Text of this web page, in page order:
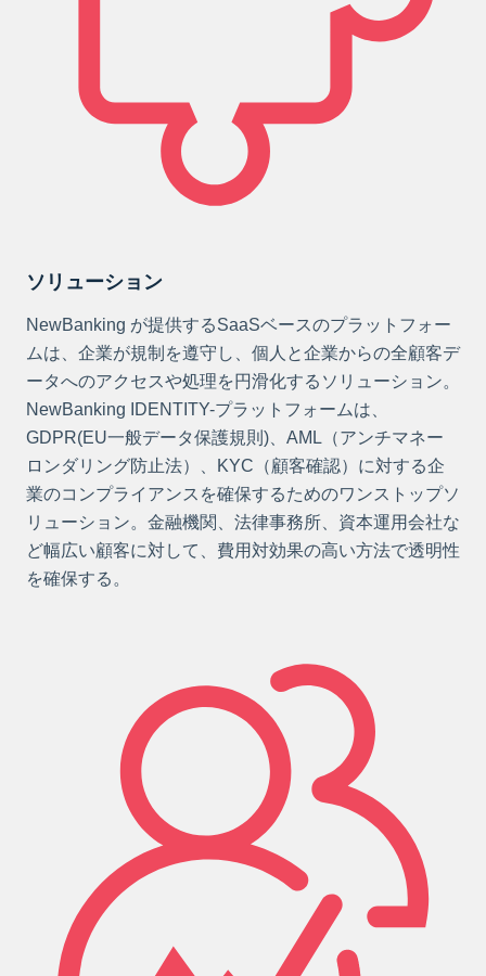
ソリューション
NewBanking が提供するSaaSベースのプラットフォー
ムは、企業が規制を遵守し、個人と企業からの全顧客デ
ータへのアクセスや処理を円滑化するソリューション。
NewBanking IDENTITY-プラットフォームは、
GDPR(EU一般データ保護規則)、AML（アンチマネー
ロンダリング防止法）、KYC（顧客確認）に対する企
業のコンプライアンスを確保するためのワンストップソ
リューション。金融機関、法律事務所、資本運用会社な
ど幅広い顧客に対して、費用対効果の高い方法で透明性
を確保する。